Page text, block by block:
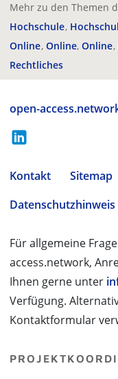
Mehr zu den Themen
Hochschule
Online Online Online
Rechtliches
open-
Kontakt Sitemap
Datenschutzhinweis
Für allgemeine
access.network,
Ihnen gerne unter
Verfügung.
Kontaktformular